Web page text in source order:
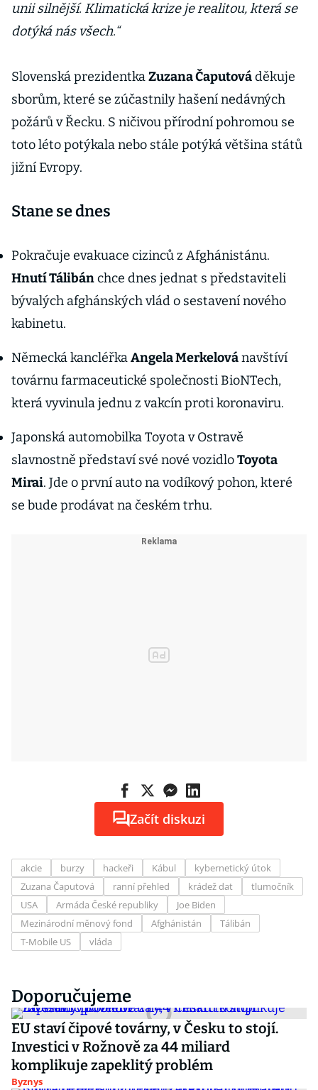
unii silnější. Klimatická krize je realitou, která se
dotýká nás všech.“
Slovenská prezidentkaZuzana Čaputováděkuje
sborům, které se zúčastnily hašení nedávných
požárů v Řecku. S ničivou přírodní pohromou se
toto léto potýkala nebo stále potýká většina států
jižní Evropy.
Stane se dnes
Pokračuje evakuace cizinců z Afghánistánu.
Hnutí Tálibánchce dnes jednat s představiteli
bývalých afghánských vlád o sestavení nového
kabinetu.
Německá kancléřkaAngela Merkelovánavštíví
továrnu farmaceutické společnosti BioNTech,
která vyvinula jednu z vakcín proti koronaviru.
Japonská automobilka Toyota v Ostravě
slavnostně představí své nové vozidloToyota
Mirai. Jde o první auto na vodíkový pohon, které
se bude prodávat na českém trhu.
Začít diskuzi
akcie burzy hackeři Kábul
kybernetický útok
Zuzana Čaputová
ranní přehled krádež dat
tlumočník
USA
Armáda České republiky
Joe Biden
Mezinárodní měnový fond
Afghánistán
Tálibán
T-Mobile US
vláda
Doporučujeme
EU staví čipové továrny, v Česku to stojí.
Investici v Rožnově za 44 miliard
komplikuje zapeklitý problém
Byznys